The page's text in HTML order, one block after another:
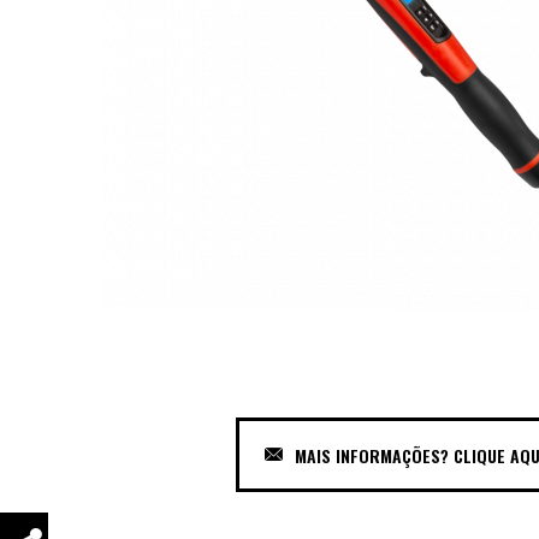
MAIS INFORMAÇÕES? CLIQUE